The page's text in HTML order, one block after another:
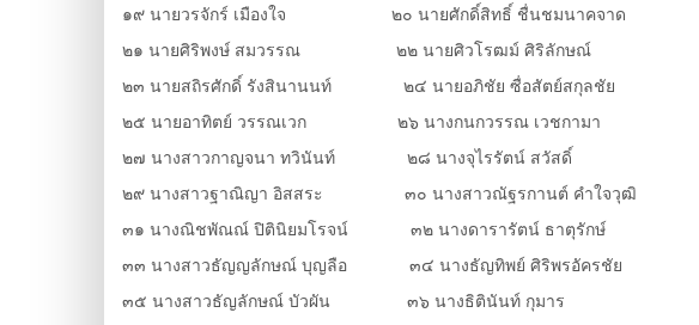
๑๙ นายวรจักร์ เมืองใจ ๒๐ นายศักดิ์สิทธิ์ ชื่นชมนาคจาด
๒๑ นายศิริพงษ์ สมวรรณ ๒๒ นายศิวโรฒม์ ศิริลักษณ์
๒๓ นายสถิรศักดิ์ รังสินานนท์ ๒๔ นายอภิชัย ซื่อสัตย์สกุลชัย
๒๕ นายอาทิตย์ วรรณเวก ๒๖ นางกนกวรรณ เวชกามา
๒๗ นางสาวกาญจนา ทวินันท์ ๒๘ นางจุไรรัตน์ สวัสดิ์
๒๙ นางสาวฐาณิญา อิสสระ ๓๐ นางสาวณัฐรกานต์ คำใจวุฒิ
๓๑ นางณิชพัณณ์ ปิตินิยมโรจน์ ๓๒ นางดารารัตน์ ธาตุรักษ์
๓๓ นางสาวธัญญลักษณ์ บุญลือ ๓๔ นางธัญทิพย์ ศิริพรอัครชัย
๓๕ นางสาวธัญลักษณ์ บัวผัน ๓๖ นางธิตินันท์ กุมาร